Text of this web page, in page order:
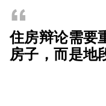
“
住房辩论需要
房子，而是地